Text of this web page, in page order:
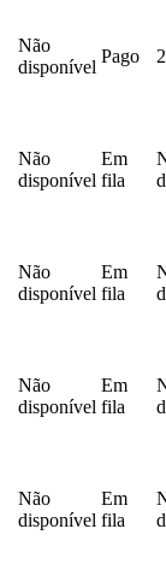
Não
disponível
Pago
Não
disponível
Em
fila
Não
disponível
Em
fila
Não
disponível
Em
fila
Não
disponível
Em
fila